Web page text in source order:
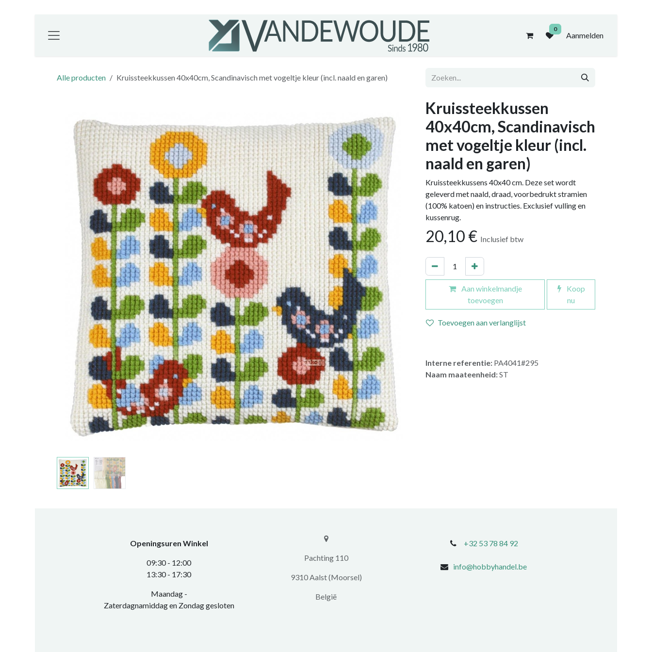
0
Aanmelden
Alle producten Kruissteekkussen 40x40cm, Scandinavisch met vogeltje kleur (incl. naald en garen)
Kruissteekkussen
40x40cm, Scandinavisch
met vogeltje kleur (incl.
naald en garen)
Kruissteekkussens 40x40 cm. Deze set wordt
geleverd met naald, draad, voorbedrukt stramien
(100% katoen) en instructies. Exclusief vulling en
kussenrug.
20,10 € Inclusief btw
Aan winkelmandje
toevoegen
Koop
nu
Toevoegen aan verlanglijst
Interne referentie: PA4041#295
Naam maateenheid:ST
Openingsuren Winkel
0​9:30 - 12:00
​13:30 - 17:30​
Maandag -
Zaterdagnamiddag en Zondag gesloten
+32 53 78 84 92
info@hobbyhandel.be
​​Pachting 110
9310 Aalst (Moorsel)
​België